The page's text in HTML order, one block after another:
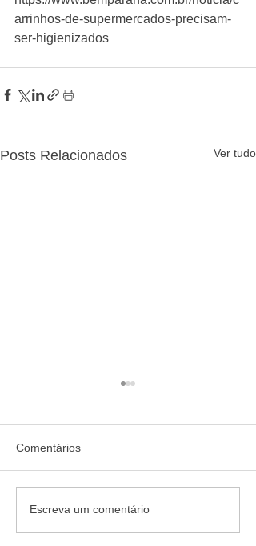
arrinhos-de-supermercados-precisam-
ser-higienizados
Posts Relacionados Ver tudo
Quando diversificar deixa
Comentários
Escreva um comentário